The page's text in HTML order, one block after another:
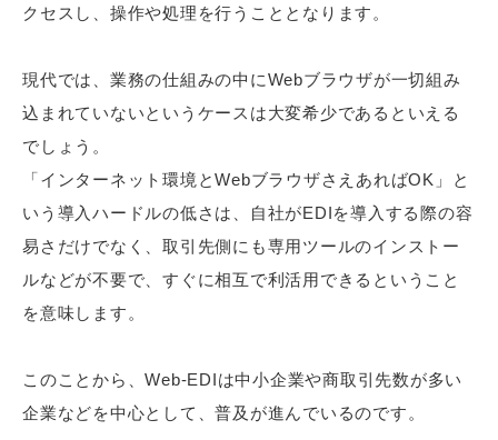
クセスし、操作や処理を行うこととなります。
現代では、業務の仕組みの中にWebブラウザが一切組み
込まれていないというケースは大変希少であるといえる
でしょう。
「インターネット環境とWebブラウザさえあればOK」と
いう導入ハードルの低さは、自社がEDIを導入する際の容
易さだけでなく、取引先側にも専用ツールのインストー
ルなどが不要で、すぐに相互で利活用できるということ
を意味します。
このことから、Web-EDIは中小企業や商取引先数が多い
企業などを中心として、普及が進んでいるのです。